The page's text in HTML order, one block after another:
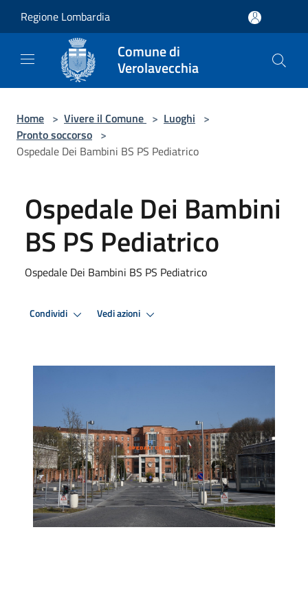
Regione Lombardia
Comune di
Verolavecchia
Home > Vivere il Comune > Luoghi >
Pronto soccorso >
Ospedale Dei Bambini BS PS Pediatrico
Ospedale Dei Bambini
BS PS Pediatrico
Ospedale Dei Bambini BS PS Pediatrico
Condividi Vedi azioni